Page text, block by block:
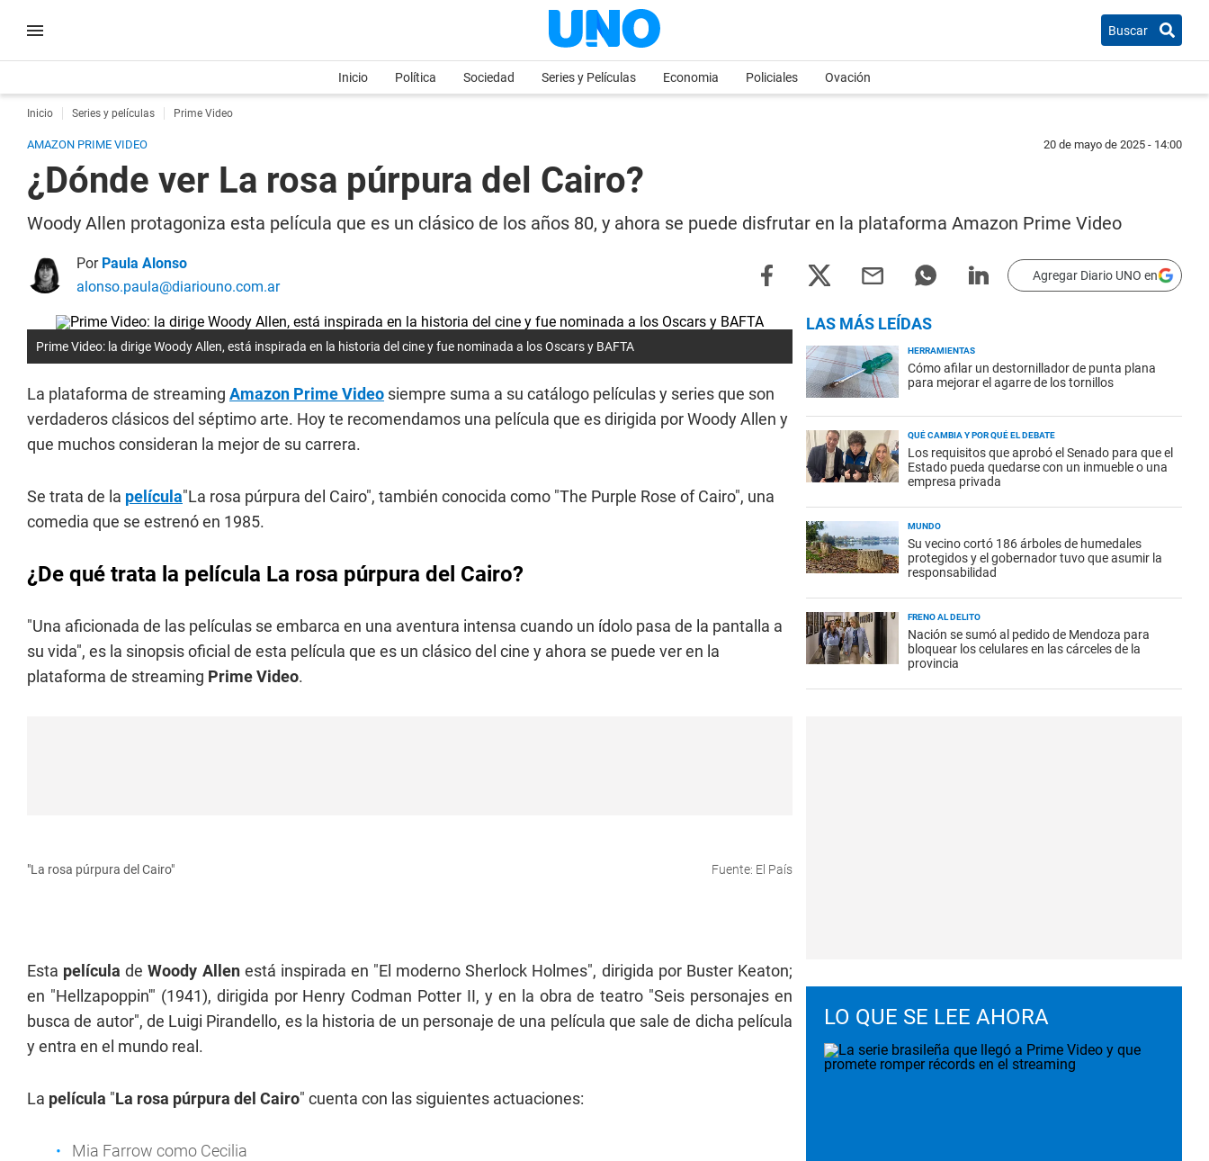
Buscar
Inicio Política Sociedad Series y Películas Economia Policiales Ovación
Inicio Series y películas Prime Video
AMAZON PRIME VIDEO 20 de mayo de 2025 - 14:00
¿Dónde ver La rosa púrpura del Cairo?
Woody Allen protagoniza esta película que es un clásico de los años 80, y ahora se puede disfrutar en la plataforma Amazon Prime Video
Por Paula Alonso
alonso.paula@diariouno.com.ar
Agregar Diario UNO en
Prime Video: la dirige Woody Allen, está inspirada en la historia del cine y fue nominada a los Oscars y BAFTA
La plataforma de streaming Amazon Prime Video siempre suma a su catálogo películas y series que son
verdaderos clásicos del séptimo arte. Hoy te recomendamos una película que es dirigida por Woody Allen y
que muchos consideran la mejor de su carrera.
Se trata de la película"La rosa púrpura del Cairo", también conocida como "The Purple Rose of Cairo", una
comedia que se estrenó en 1985.
¿De qué trata la película La rosa púrpura del Cairo?
"Una aficionada de las películas se embarca en una aventura intensa cuando un ídolo pasa de la pantalla a
su vida", es la sinopsis oficial de esta película que es un clásico del cine y ahora se puede ver en la
plataforma de streaming Prime Video.
"La rosa púrpura del Cairo" Fuente: El País
Esta películadeWoody Allenestá inspirada en "El moderno Sherlock Holmes", dirigida por Buster Keaton;
en "Hellzapoppin'" (1941), dirigida por Henry Codman Potter II, y en la obra de teatro "Seis personajes en
busca de autor", de Luigi Pirandello, es la historia de un personaje de una película que sale de dicha película
y entra en el mundo real.
La película "La rosa púrpura del Cairo" cuenta con las siguientes actuaciones:
Mia Farrow como Cecilia
LAS MÁS LEÍDAS
HERRAMIENTAS
Cómo afilar un destornillador de punta plana
para mejorar el agarre de los tornillos
QUÉ CAMBIA Y POR QUÉ EL DEBATE
Los requisitos que aprobó el Senado para que el
Estado pueda quedarse con un inmueble o una
empresa privada
MUNDO
Su vecino cortó 186 árboles de humedales
protegidos y el gobernador tuvo que asumir la
responsabilidad
FRENO AL DELITO
Nación se sumó al pedido de Mendoza para
bloquear los celulares en las cárceles de la
provincia
LO QUE SE LEE AHORA